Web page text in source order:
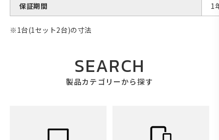
保証期間
1
※1台(1セット2台)の寸法
SEARCH
製品カテゴリーから探す